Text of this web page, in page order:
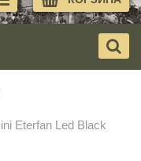
Eterfan Led Black